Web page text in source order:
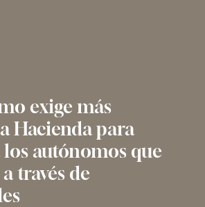
exige más
Hacienda para
autónomos que
través de